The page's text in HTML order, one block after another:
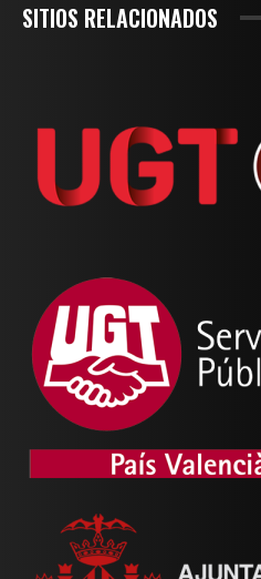
SITIOS RELACIONADOS